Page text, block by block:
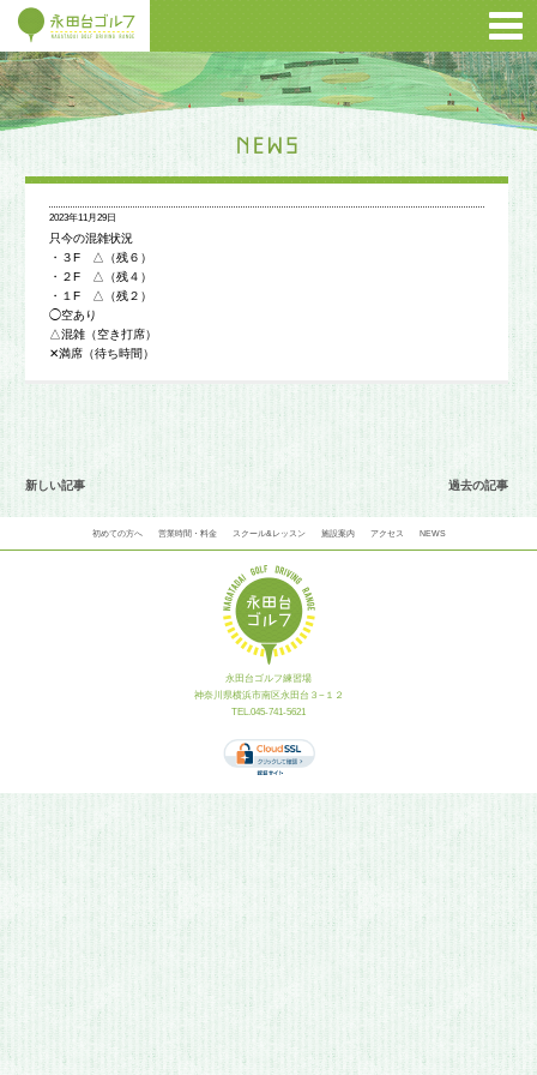
2023年11月29日
只今の混雑状況
・３F △（残６）
・２F △（残４）
・１F △（残２）
◯空あり
△混雑（空き打席）
✕満席（待ち時間）
新しい記事 過去の記事
初めての方へ 営業時間・料金 スクール&レッスン 施設案内 アクセス NEWS
永田台ゴルフ練習場
神奈川県横浜市南区永田台３−１２
TEL.045-741-5621